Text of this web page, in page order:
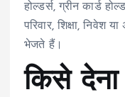
होल्डर्स, ग्रीन कार्ड
परिवार, शिक्षा, निवेश
भेजते हैं।
किसे देना